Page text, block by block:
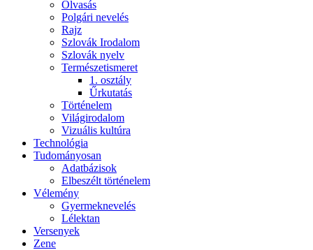
Olvasás
Polgári nevelés
Rajz
Szlovák Irodalom
Szlovák nyelv
Természetismeret
1. osztály
Űrkutatás
Történelem
Világirodalom
Vizuális kultúra
Technológia
Tudományosan
Adatbázisok
Elbeszélt történelem
Vélemény
Gyermeknevelés
Lélektan
Versenyek
Zene